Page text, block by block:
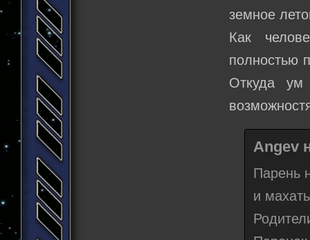
земное
Как
полностью
Откуда ум
Angev
Парень
и